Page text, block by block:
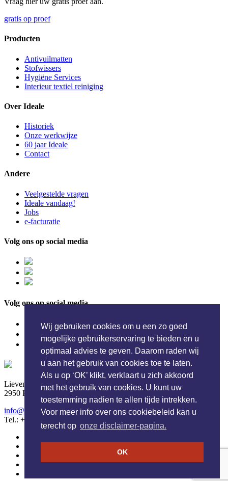
Wij gebruiken cookies om u een zo goed
mogelijke gebruikerservaring te bieden en u
optimaal advies te geven. Daarom raden wij
u aan het gebruik van cookies toe te laten.
Als u op ‘OK’ klikt, verklaart u zich akkoord
met het gebruik van cookies. U kunt uw
toestemming nadien te allen tijde intrekken.
Voor meer info over ons cookiebeleid kan u
terecht op onze disclaimer-pagina.
OK
gratis op proef
Producten
Antivuilmatten
Stofwissers
Hygiëne Services
Interieur textiel reiniging
Over Ideale
Historiek
Onze werkwijze
60 jaar Ideale
Contact
Andere
Veelgestelde vragen
Ideale vandaag!
Jobs
e-facturatie
Volg ons op social media
Volg ons op social media
Wasserij Ideale NV
Lieven Gevaertstraat 15
2950 Kapellen - België
info@ideale.be
Tel.: +32 3 664 21 92
Sitemap